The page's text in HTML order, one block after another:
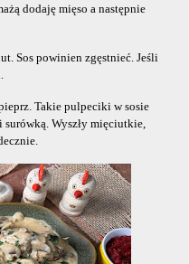
dodaję mięso a następnie
Sos powinien zgęstnieć. Jeśli
Takie pulpeciki w sosie
Wyszły mięciutkie,